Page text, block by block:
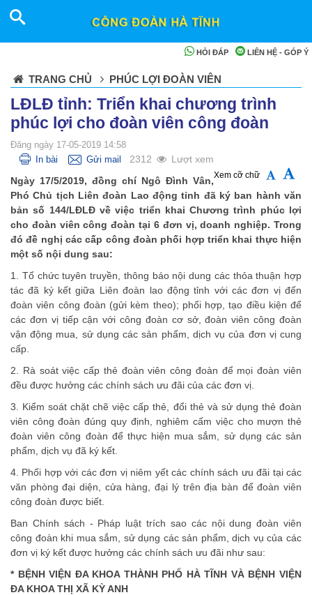
LIÊN HỆ - GÓP Ý
HỎI ĐÁP
TRANG CHỦ PHÚC LỢI ĐOÀN VIÊN
LĐLĐ tỉnh: Triển khai chương trình
phúc lợi cho đoàn viên công đoàn
Đăng ngày 17-05-2019 14:58
In bài
Gửi mail 2312 Lượt xem
Xem cỡ chữ
Ngày 17/5/2019, đồng chí Ngô Đình Vân,
Phó Chủ tịch Liên đoàn Lao động tỉnh đã ký ban hành văn
bản số 144/LĐLĐ về việc triển khai Chương trình phúc lợi
cho đoàn viên công đoàn tại 6 đơn vị, doanh nghiệp. Trong
đó đề nghị các cấp công đoàn phối hợp triển khai thực hiện
một số nội dung sau:
1. Tổ chức tuyên truyền, thông báo nội dung các thỏa thuận hợp
tác đã ký kết giữa Liên đoàn lao động tỉnh với các đơn vị đến
đoàn viên công đoàn (gửi kèm theo); phối hợp, tạo điều kiện để
các đơn vị tiếp cận với công đoàn cơ sở, đoàn viên công đoàn
vận động mua, sử dụng các sản phẩm, dịch vụ của đơn vị cung
cấp.
2. Rà soát việc cấp thẻ đoàn viên công đoàn để mọi đoàn viên
đều được hưởng các chính sách ưu đãi của các đơn vị.
3. Kiểm soát chặt chẽ việc cấp thẻ, đổi thẻ và sử dụng thẻ đoàn
viên công đoàn đúng quy định, nghiêm cấm việc cho mượn thẻ
đoàn viên công đoàn để thực hiện mua sắm, sử dụng các sản
phẩm, dịch vụ đã ký kết.
4. Phối hợp với các đơn vị niêm yết các chính sách ưu đãi tại các
văn phòng đại diện, cửa hàng, đại lý trên địa bàn để đoàn viên
công đoàn được biết.
Ban Chính sách - Pháp luật trích sao các nội dung đoàn viên
công đoàn khi mua sắm, sử dụng các sản phẩm, dịch vụ của các
đơn vị ký kết được hưởng các chính sách ưu đãi như sau:
* BỆNH VIỆN ĐA KHOA THÀNH PHỐ HÀ TĨNH VÀ BỆNH VIỆN
ĐA KHOA THỊ XÃ KỲ ANH